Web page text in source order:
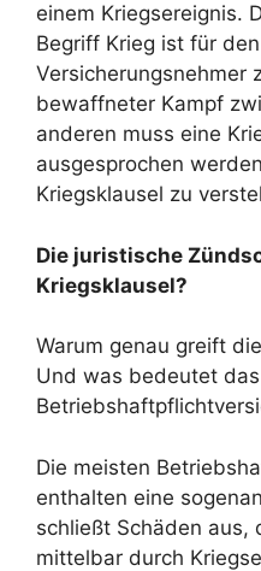
einem Kriegsereignis.
Begriff Krieg ist für
Versicherungsnehmer
bewaffneter Kampf
anderen muss eine
ausgesprochen
Kriegsklausel zu
Die juristische
Kriegsklausel?
Warum genau greift
Und was bedeutet
Die meisten
enthalten eine
schließt Schäden aus,
mittelbar durch